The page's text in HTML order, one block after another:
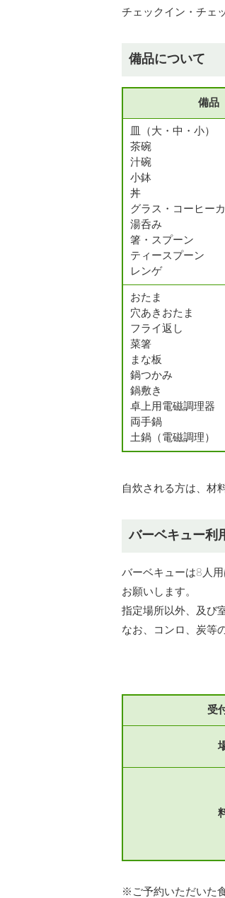
チェックイン・チェ
備品について
備品
皿（大・中・小）
茶碗
汁碗
小鉢
丼
グラス・コーヒー
湯呑み
箸・スプーン
ティースプーン
レンゲ
おたま
穴あきおたま
フライ返し
菜箸
まな板
鍋つかみ
鍋敷き
卓上用電磁調理器
両手鍋
土鍋（電磁調理）
自炊される方は、材
バーベキュー利
バーベキューは8人
お願いします。
指定場所以外、及び
なお、コンロ、炭等
受
※ご予約いただいた